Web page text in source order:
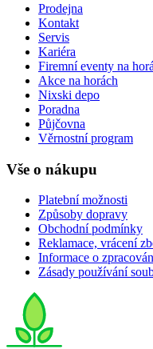
Prodejna
Kontakt
Servis
Kariéra
Firemní eventy na
Akce na horách
Nixski depo
Poradna
Půjčovna
Věrnostní program
Vše o nákupu
Platební možnosti
Způsoby dopravy
Obchodní podmínky
Reklamace, vrácení
Informace o
Zásady používání